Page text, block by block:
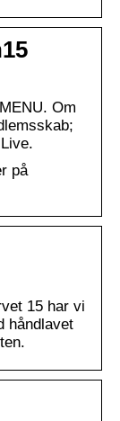
Om
på
15 har vi
håndlavet